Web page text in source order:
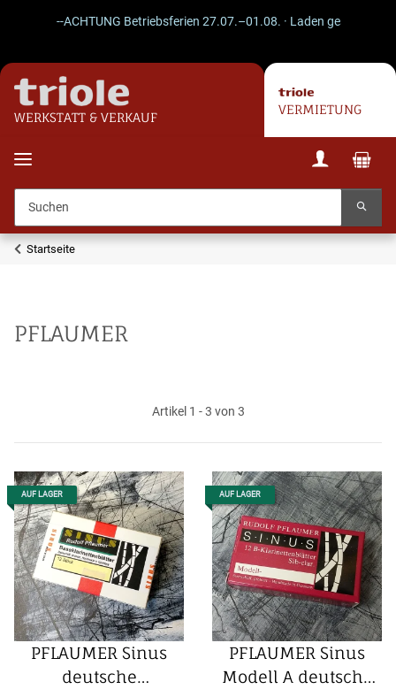
--ACHTUNG Betriebsferien 27.07.–01.08. · Laden geschlossen
WERKSTATT & VERKAUF
VERMIETUNG
Startseite
PFLAUMER
Artikel 1 - 3 von 3
AUF LAGER
PFLAUMER Sinus
deutsche
AUF LAGER
PFLAUMER Sinus
Modell A deutsche